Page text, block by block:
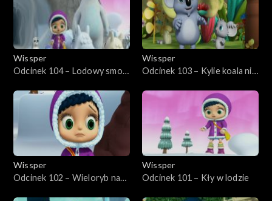
Wissper
Odcinek 104 – Lodowy smok
Wissper
Odcinek 103 – Kylie koala nie
Wissper
Odcinek 102 – Wieloryb na
Wissper
Odcinek 101 – Kły w lodzie